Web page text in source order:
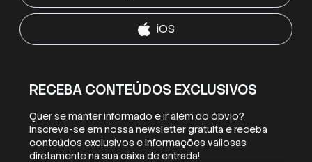
RECEBA CONTEÚDOS EXCLUSIVOS
Quer se manter informado e ir além do óbvio?
Inscreva-se em nossa newsletter gratuita e receba
conteúdos exclusivos e informações valiosas
diretamente na sua caixa de entrada!
iOS